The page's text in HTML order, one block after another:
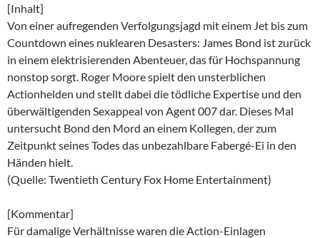
[Inhalt]
Von einer aufregenden Verfolgungsjagd mit einem Jet bis zum
Countdown eines nuklearen Desasters: James Bond ist zurück
in einem elektrisierenden Abenteuer, das für Hochspannung
nonstop sorgt. Roger Moore spielt den unsterblichen
Actionhelden und stellt dabei die tödliche Expertise und den
überwältigenden Sexappeal von Agent 007 dar. Dieses Mal
untersucht Bond den Mord an einem Kollegen, der zum
Zeitpunkt seines Todes das unbezahlbare Fabergé-Ei in den
Händen hielt.
(Quelle: Twentieth Century Fox Home Entertainment)
[Kommentar]
Für damalige Verhältnisse waren die Action-Einlagen